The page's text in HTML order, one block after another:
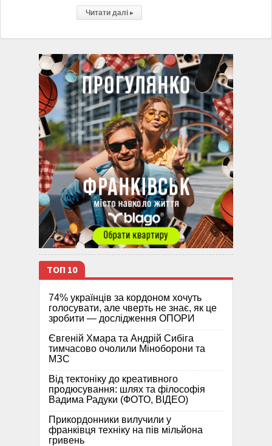
Читати далі ▸
ТОП 10
74% українців за кордоном хочуть
голосувати, але чверть не знає, як це
зробити — дослідження ОПОРИ
Євгеній Хмара та Андрій Сибіга
тимчасово очолили Міноборони та
МЗС
Від тектоніку до креативного
продюсування: шлях та філософія
Вадима Радуки (ФОТО, ВІДЕО)
Прикордонники вилучили у
франківця техніку на пів мільйона
гривень